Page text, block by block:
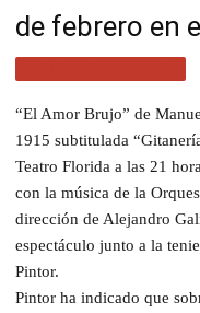
de febrero en
“El Amor Brujo” de
1915 subtitulada
Teatro Florida a las 21
con la música de la
dirección de Alejandro
espectáculo junto a la
Pintor.
Pintor ha indicado que